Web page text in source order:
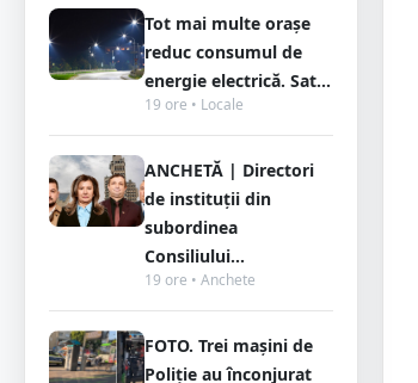
Tot mai multe orașe
reduc consumul de
energie electrică. Sat...
19 ore • Locale
ANCHETĂ | Directori
de instituții din
subordinea
Consiliului...
19 ore • Anchete
FOTO. Trei mașini de
Poliție au înconjurat